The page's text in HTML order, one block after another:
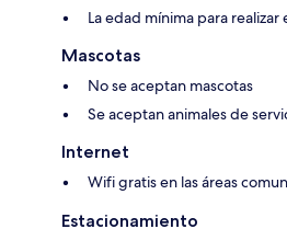
La edad mínima para realizar
Mascotas
No se aceptan mascotas
Se aceptan animales de
Internet
Wifi gratis en las áreas
Estacionamiento